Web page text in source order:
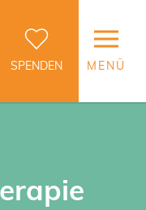
SPENDEN MENÜ